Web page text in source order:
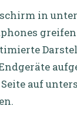
in
greifen
auf